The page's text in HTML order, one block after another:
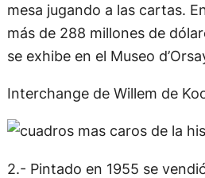
mesa jugando a las cartas.
más de 288 millones de
se exhibe en el Museo
Interchange de Willem de
2.- Pintado en 1955 se